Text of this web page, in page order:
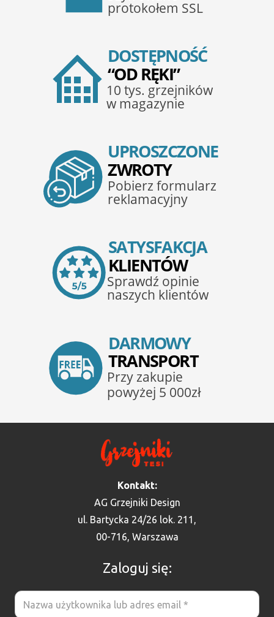
Kontakt:
AG Grzejniki Design
ul. Bartycka 24/26 lok. 211,
00-716, Warszawa
Zaloguj się: